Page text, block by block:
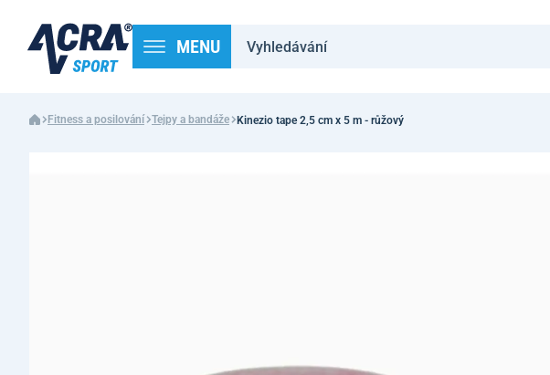
MENU
Fitness a posilování Tejpy a bandáže Kinezio tape 2,5 cm x 5 m - růžový